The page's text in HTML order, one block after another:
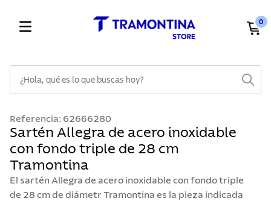
0
Referencia: 62666280
Sartén Allegra de acero inoxidable
con fondo triple de 28 cm
Tramontina
El sartén Allegra de acero inoxidable con fondo triple
de 28 cm de diámetr Tramontina es la pieza indicada
1 .
cuchillos
2.
cubiertos
3.
sarten
lavaplatos